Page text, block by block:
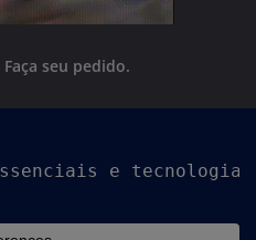
Faça seu pedido.